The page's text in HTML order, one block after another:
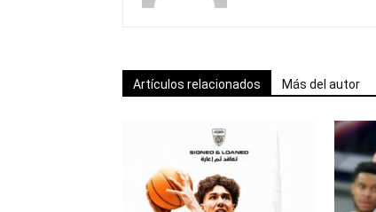
Artículos relacionados Más del autor